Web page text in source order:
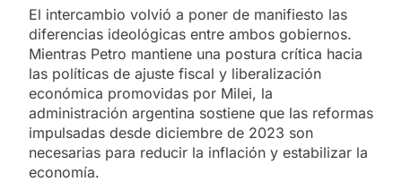
El intercambio volvió a poner de manifiesto las
diferencias ideológicas entre ambos gobiernos.
Mientras Petro mantiene una postura crítica hacia
las políticas de ajuste fiscal y liberalización
económica promovidas por Milei, la
administración argentina sostiene que las reformas
impulsadas desde diciembre de 2023 son
necesarias para reducir la inflación y estabilizar la
economía.